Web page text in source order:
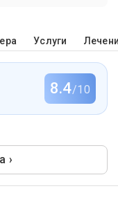
Услуги
8.4/10
›